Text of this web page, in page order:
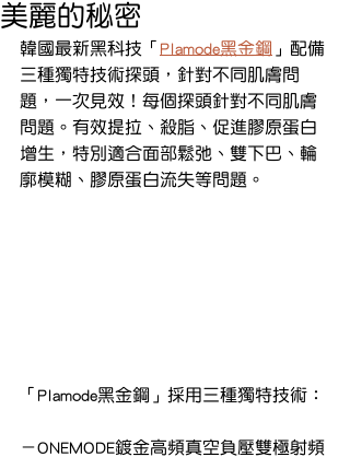
美麗的秘密
韓國最新黑科技「 Plamode黑金鋼 」配備
三種獨特技術探頭，針對不同肌膚問
題，一次見效！每個探頭針對不同肌膚
問題。有效提拉、殺脂、促進膠原蛋白
增生，特別適合面部鬆弛、雙下巴、輪
廓模糊、膠原蛋白流失等問題。
「Plamode黑金鋼」採用三種獨特技術：
－ONEMODE鍍金高頻真空負壓雙極射頻